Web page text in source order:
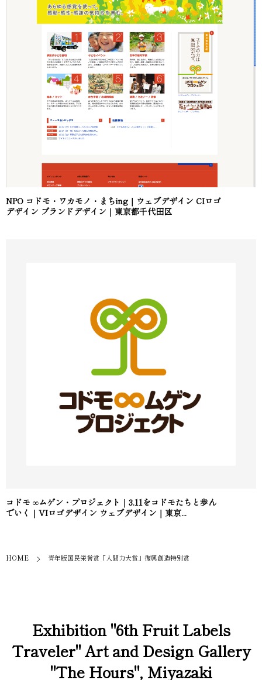
NPO コドモ・ワカモノ・まちing｜ウェブデザイン CIロゴ
デザイン ブランドデザイン｜東京都千代田区
コドモ ∞ムゲン・プロジェクト｜3.11をコドモたちと歩ん
でいく｜VIロゴデザイン ウェブデザイン｜東京...
HOME 青年版国民栄誉賞「人間力大賞」復興創造特別賞
Exhibition "6th Fruit Labels
Traveler" Art and Design Gallery
"The Hours", Miyazaki